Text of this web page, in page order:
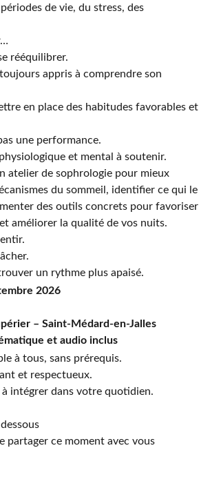
périodes de vie, du stress, des
rééquilibrer.
toujours appris à comprendre son
en place des habitudes favorables et
une performance.
et mental à soutenir.
atelier de sophrologie pour mieux
du sommeil, identifier ce qui le
des outils concrets pour favoriser
et améliorer la qualité de vos nuits.
un rythme plus apaisé.
2026
– Saint‑Médard‑en‑Jalles
et audio inclus
à tous, sans prérequis.
et respectueux.
à intégrer dans votre quotidien.
partager ce moment avec vous